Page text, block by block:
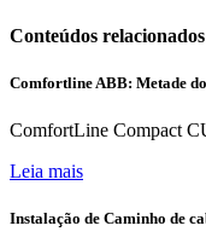
Conteúdos relacionados
Comfortline ABB: Metade
ComfortLine Compact
Leia mais
Instalação de Caminho de